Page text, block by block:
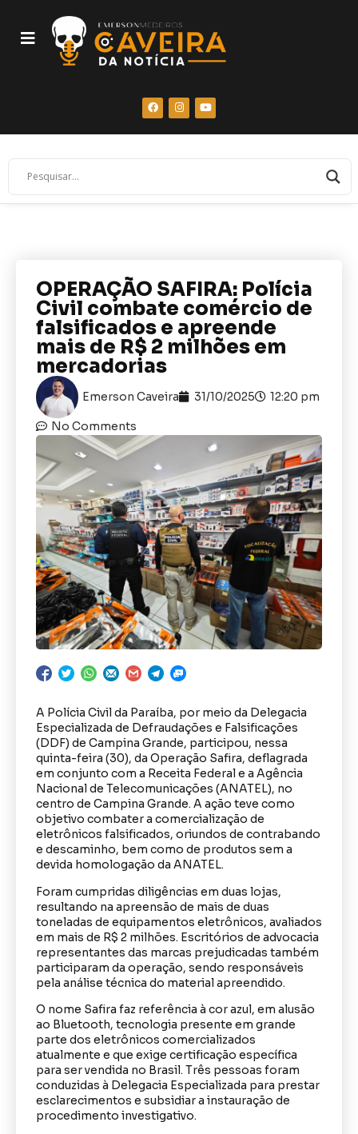
OPERAÇÃO SAFIRA: Polícia
Civil combate comércio de
falsificados e apreende
mais de R$ 2 milhões em
mercadorias
Emerson Caveira 31/10/2025 12:20 pm
No Comments
A Polícia Civil da Paraíba, por meio da Delegacia
Especializada de Defraudações e Falsificações
(DDF) de Campina Grande, participou, nessa
quinta-feira (30), da Operação Safira, deflagrada
em conjunto com a Receita Federal e a Agência
Nacional de Telecomunicações (ANATEL), no
centro de Campina Grande. A ação teve como
objetivo combater a comercialização de
eletrônicos falsificados, oriundos de contrabando
e descaminho, bem como de produtos sem a
devida homologação da ANATEL.
Foram cumpridas diligências em duas lojas,
resultando na apreensão de mais de duas
toneladas de equipamentos eletrônicos, avaliados
em mais de R$ 2 milhões. Escritórios de advocacia
representantes das marcas prejudicadas também
participaram da operação, sendo responsáveis
pela análise técnica do material apreendido.
O nome Safira faz referência à cor azul, em alusão
ao Bluetooth, tecnologia presente em grande
parte dos eletrônicos comercializados
atualmente e que exige certificação específica
para ser vendida no Brasil. Três pessoas foram
conduzidas à Delegacia Especializada para prestar
esclarecimentos e subsidiar a instauração de
procedimento investigativo.